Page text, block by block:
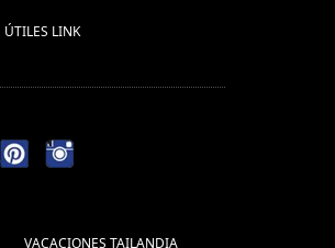
ÚTILES LINK
VACACIONES TAILANDIA